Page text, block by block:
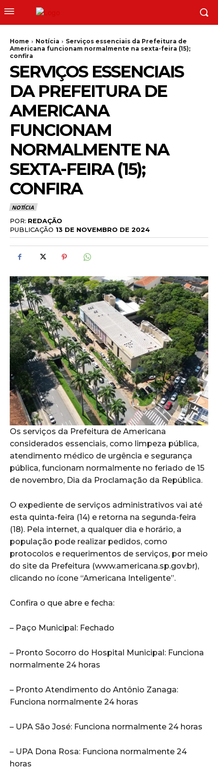
Home Notícia
Serviços essenciais da Prefeitura de
Americana funcionam normalmente na sexta-feira (15);
confira
SERVIÇOS ESSENCIAIS
DA PREFEITURA DE
AMERICANA
FUNCIONAM
NORMALMENTE NA
SEXTA-FEIRA (15);
CONFIRA
NOTÍCIA
POR: REDAÇÃO
PUBLICAÇÃO 13 DE NOVEMBRO DE 2024
Os serviços da Prefeitura de Americana
considerados essenciais, como limpeza pública,
atendimento médico de urgência e segurança
pública, funcionam normalmente no feriado de 15
de novembro, Dia da Proclamação da República.
O expediente de serviços administrativos vai até
esta quinta-feira (14) e retorna na segunda-feira
(18). Pela internet, a qualquer dia e horário, a
população pode realizar pedidos, como
protocolos e requerimentos de serviços, por meio
do site da Prefeitura (www.americana.sp.gov.br),
clicando no ícone “Americana Inteligente”.
Confira o que abre e fecha:
– Paço Municipal: Fechado
– Pronto Socorro do Hospital Municipal: Funciona
normalmente 24 horas
– Pronto Atendimento do Antônio Zanaga:
Funciona normalmente 24 horas
– UPA São José: Funciona normalmente 24 horas
– UPA Dona Rosa: Funciona normalmente 24
horas